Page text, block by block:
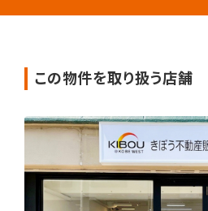
この物件を取り扱う店舗